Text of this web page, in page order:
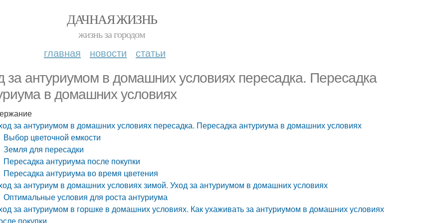
ДАЧНАЯ ЖИЗНЬ
жизнь за городом
главная новости статьи
за антуриумом в домашних условиях пересадка. Пересадка
в домашних условиях
за антуриумом в домашних условиях пересадка. Пересадка антуриума в домашних условиях
Выбор цветочной емкости
Земля для пересадки
Пересадка антуриума после покупки
Пересадка антуриума во время цветения
за антуриум в домашних условиях зимой. Уход за антуриумом в домашних условиях
Оптимальные условия для роста антуриума
за антуриумом в горшке в домашних условиях. Как ухаживать за антуриумом в домашних условиях